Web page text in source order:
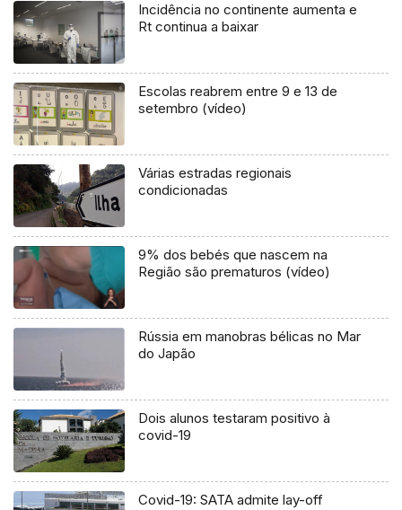
Incidência no continente aumenta e
Rt continua a baixar
Escolas reabrem entre 9 e 13 de
setembro (vídeo)
Várias estradas regionais
condicionadas
9% dos bebés que nascem na
Região são prematuros (vídeo)
Rússia em manobras bélicas no Mar
do Japão
Dois alunos testaram positivo à
covid-19
Covid-19: SATA admite lay-off